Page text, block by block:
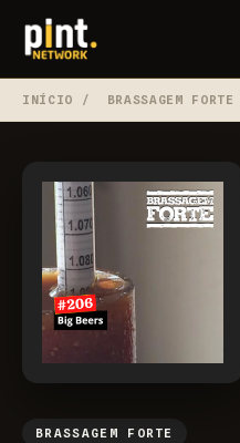
INÍCIO / BRASSAGEM FORTE
BRASSAGEM FORTE